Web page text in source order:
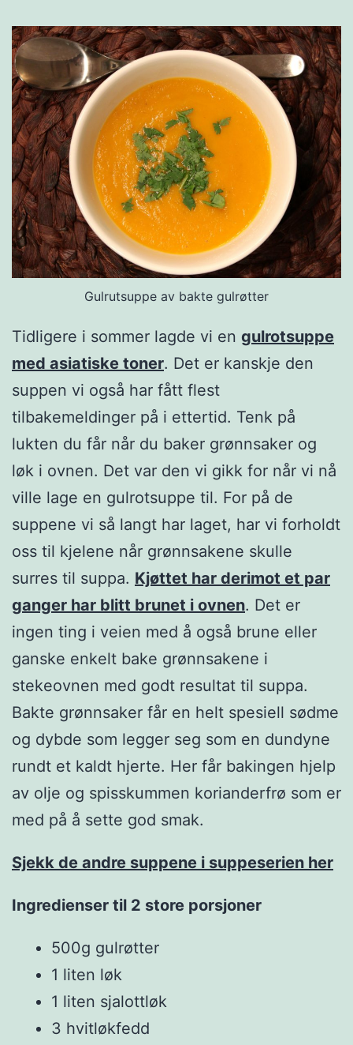
Gulrutsuppe av bakte gulrøtter
Tidligere i sommer lagde vi en gulrotsuppe
med asiatiske toner. Det er kanskje den
suppen vi også har fått flest
tilbakemeldinger på i ettertid. Tenk på
lukten du får når du baker grønnsaker og
løk i ovnen. Det var den vi gikk for når vi nå
ville lage en gulrotsuppe til. For på de
suppene vi så langt har laget, har vi forholdt
oss til kjelene når grønnsakene skulle
surres til suppa. Kjøttet har derimot et par
ganger har blitt brunet i ovnen. Det er
ingen ting i veien med å også brune eller
ganske enkelt bake grønnsakene i
stekeovnen med godt resultat til suppa.
Bakte grønnsaker får en helt spesiell sødme
og dybde som legger seg som en dundyne
rundt et kaldt hjerte. Her får bakingen hjelp
av olje og spisskummen korianderfrø som er
med på å sette god smak.
Sjekk de andre suppene i suppeserien her
Ingredienser til 2 store porsjoner
500g gulrøtter
1 liten løk
1 liten sjalottløk
3 hvitløkfedd